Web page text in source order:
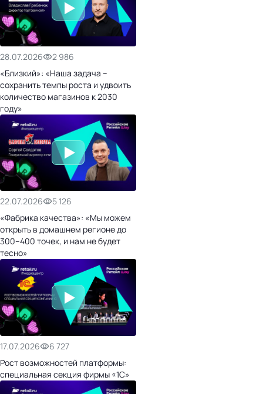
28.07.2026
2 986
«Близкий»: «Наша задача –
сохранить темпы роста и удвоить
количество магазинов к 2030
году»
22.07.2026
5 126
«Фабрика качества»: «Мы можем
открыть в домашнем регионе до
300–400 точек, и нам не будет
тесно»
17.07.2026
6 727
Рост возможностей платформы:
специальная секция фирмы «1С»